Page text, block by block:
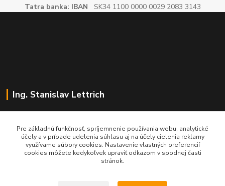
Tatra banka: IBAN SK34 1100 0000 0029 2083 3143
Ing. Stanislav Lettrich
+421 905 545 198
NONSTOP
Pre základnú funkčnosť, spríjemnenie používania webu, analytické
účely a v prípade udelenia súhlasu aj na účely cielenia reklamy
využívame súbory cookies. Nastavenie vlastných preferencií
cookies môžete kedykoľvek upraviť odkazom v spodnej časti
stránok.